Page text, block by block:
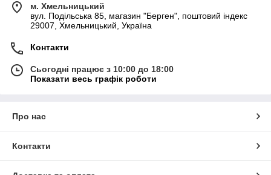
м. Хмельницький
вул. Подільська 85, магазин "Берген", поштовий індекс
29007, Хмельницький, Україна
Контакти
Сьогодні працює з 10:00 до 18:00
Показати весь графік роботи
Про нас
Контакти